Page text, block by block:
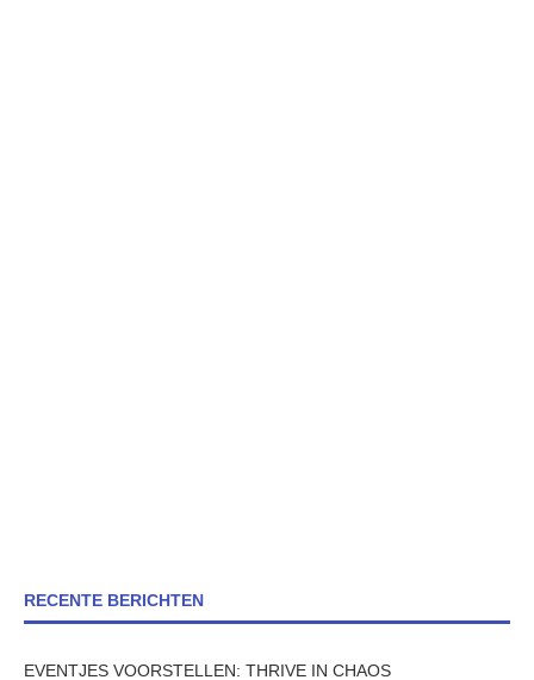
RECENTE BERICHTEN
EVENTJES VOORSTELLEN: THRIVE IN CHAOS